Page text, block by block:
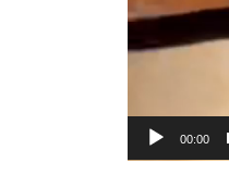
00:00